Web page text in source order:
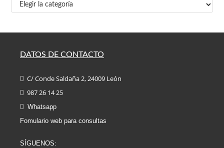
DATOS DE CONTACTO
C/ Conde Saldaña 2, 24009 León
987 26 14 25
Whatsapp
Fomulario web para consultas
SÍGUENOS: